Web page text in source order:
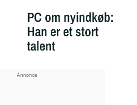
PC om nyindkøb:
Han er et stort
talent